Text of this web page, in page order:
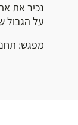
נכיר את
על הגבול שחצה את
מפגש: